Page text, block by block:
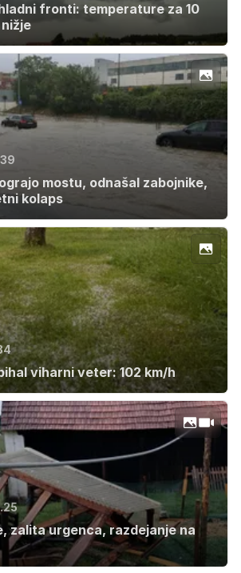
fronti: temperature za 10
mostu, odnašal zabojnike,
kolaps
viharni veter: 102 km/h
zalita urgenca, razdejanje na